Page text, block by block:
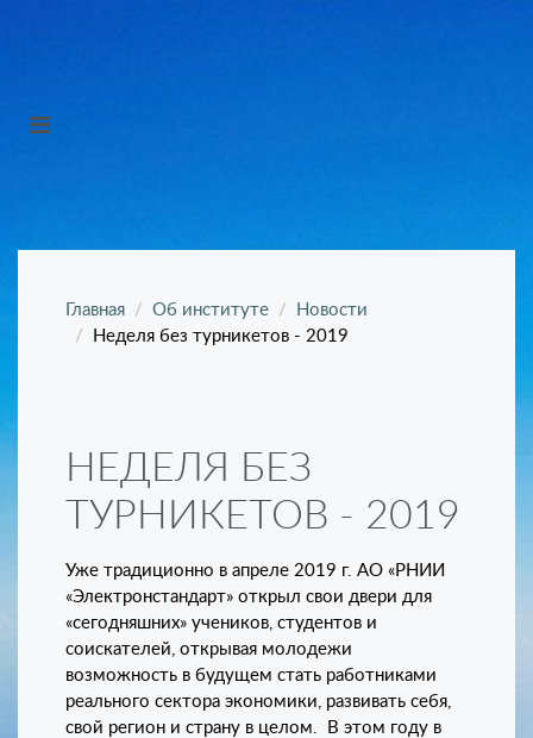
Главная Об институте
Новости
Неделя без турникетов - 2019
НЕДЕЛЯ БЕЗ
ТУРНИКЕТОВ - 2019
Уже традиционно в апреле 2019 г. АО «РНИИ
«Электронстандарт» открыл свои двери для
«сегодняшних» учеников, студентов и
соискателей, открывая молодежи
возможность в будущем стать работниками
реального сектора экономики, развивать себя,
свой регион и страну в целом. В этом году в